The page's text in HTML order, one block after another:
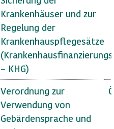
Krankenhäuser und zur
Regelung der
Krankenhauspflegesätze
– KHG)
Verordnung zur
Verwendung von
Gebärdensprache und